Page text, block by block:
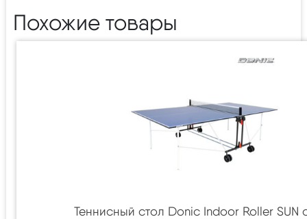
Похожие товары
Теннисный стол Donic Indoor Roller SUN